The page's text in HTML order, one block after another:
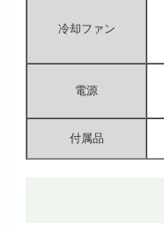
冷却ファン
電源
付属品